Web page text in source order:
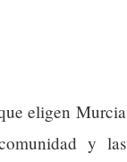
eligen Murcia
y las